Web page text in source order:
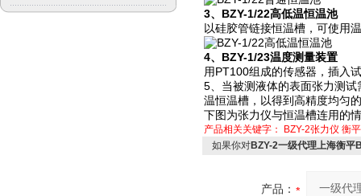
3、BZY-1/22高低温恒温池
以硅胶管链接恒温槽，可使用
4、BZY-1/23温度测量装置
用PT100组成的传感器，插入
5、当被测液体的表面张力测
温恒温槽，以得到高精度均匀
下图为张力仪与恒温槽连用的
产品相关关键字： BZY-2张力仪 衡
如果你对BZY-2一级代理上海衡平
产品：